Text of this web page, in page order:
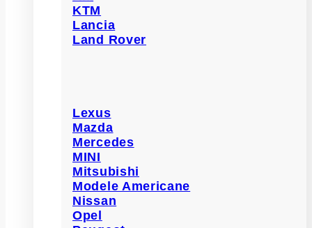
KTM
Lancia
Land Rover
Lexus
Mazda
Mercedes
MINI
Mitsubishi
Modele Americane
Nissan
Opel